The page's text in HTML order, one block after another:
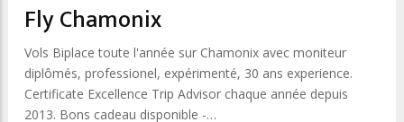
Fly Chamonix
Vols Biplace toute l'année sur Chamonix avec moniteur
diplômés, professionel, expérimenté, 30 ans experience.
Certificate Excellence Trip Advisor chaque année depuis
2013. Bons cadeau disponible -…